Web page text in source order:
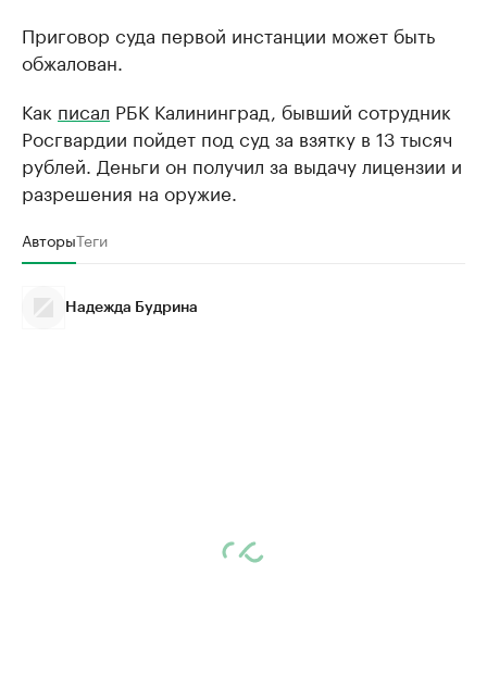
Приговор суда первой инстанции может быть
обжалован.
Как писал РБК Калининград, бывший сотрудник
Росгвардии пойдет под суд за взятку в 13 тысяч
рублей. Деньги он получил за выдачу лицензии и
разрешения на оружие.
АвторыТеги
Надежда Будрина